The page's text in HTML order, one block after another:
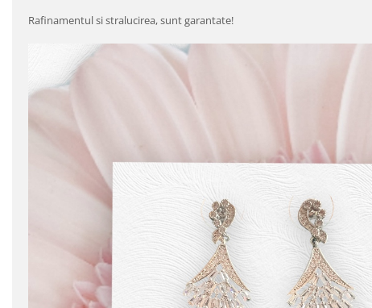
Rafinamentul si stralucirea, sunt garantate!